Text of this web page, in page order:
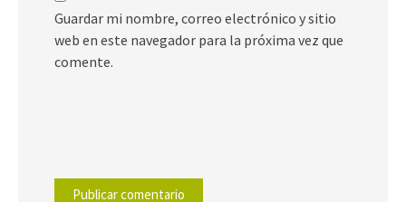
Guardar mi nombre, correo electrónico y sitio
web en este navegador para la próxima vez que
comente.